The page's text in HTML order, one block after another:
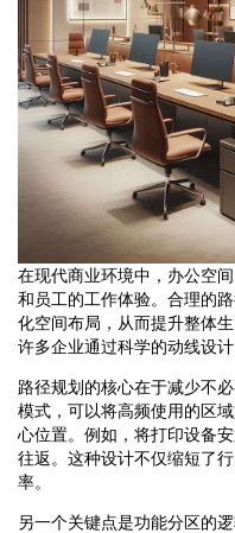
在现代商业环境中，办公空
和员工的工作体验。合理的
化空间布局，从而提升整体
许多企业通过科学的动线设
路径规划的核心在于减少不
模式，可以将高频使用的区
心位置。例如，将打印设备
往返。这种设计不仅缩短了
率。
另一个关键点是功能分区的